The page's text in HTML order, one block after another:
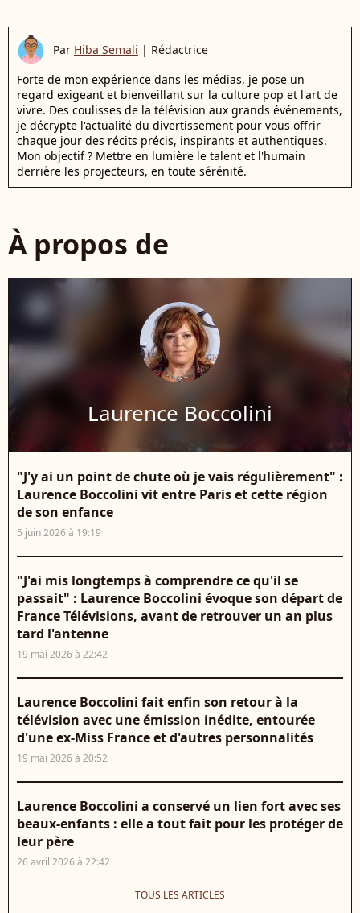
Par Hiba Semali | Rédactrice
Forte de mon expérience dans les médias, je pose un
regard exigeant et bienveillant sur la culture pop et l'art de
vivre. Des coulisses de la télévision aux grands événements,
je décrypte l'actualité du divertissement pour vous offrir
chaque jour des récits précis, inspirants et authentiques.
Mon objectif ? Mettre en lumière le talent et l'humain
derrière les projecteurs, en toute sérénité.
À propos de
Laurence Boccolini
"J'y ai un point de chute où je vais régulièrement" :
Laurence Boccolini vit entre Paris et cette région
de son enfance
5 juin 2026 à 19:19
"J'ai mis longtemps à comprendre ce qu'il se
passait" : Laurence Boccolini évoque son départ de
France Télévisions, avant de retrouver un an plus
tard l'antenne
19 mai 2026 à 22:42
Laurence Boccolini fait enfin son retour à la
télévision avec une émission inédite, entourée
d'une ex-Miss France et d'autres personnalités
19 mai 2026 à 20:52
Laurence Boccolini a conservé un lien fort avec ses
beaux-enfants : elle a tout fait pour les protéger de
leur père
26 avril 2026 à 22:42
TOUS LES ARTICLES